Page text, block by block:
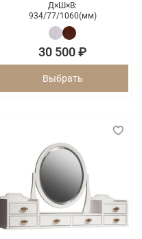
Д×Ш×В:
934/77/1060(мм)
30 500 ₽
Выбрать